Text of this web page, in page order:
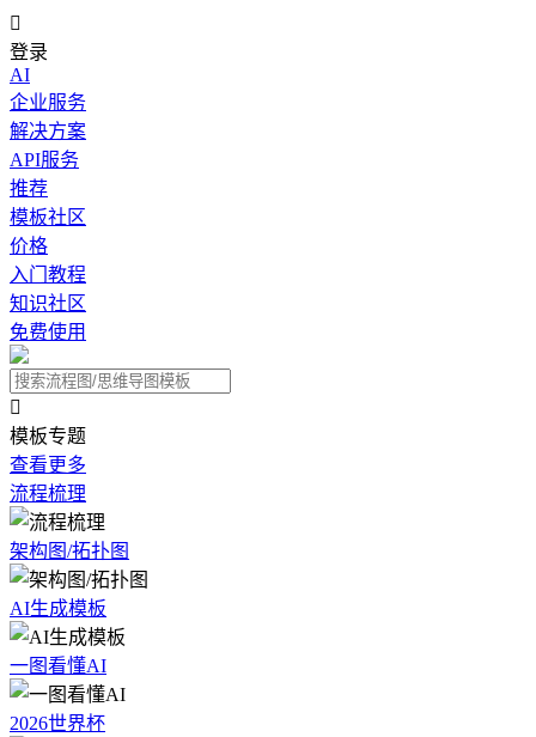

登录
AI
企业服务
解决方案
API服务
推荐
模板社区
价格
入门教程
知识社区
免费使用

模板专题
查看更多
流程梳理
架构图/拓扑图
AI生成模板
一图看懂AI
2026世界杯